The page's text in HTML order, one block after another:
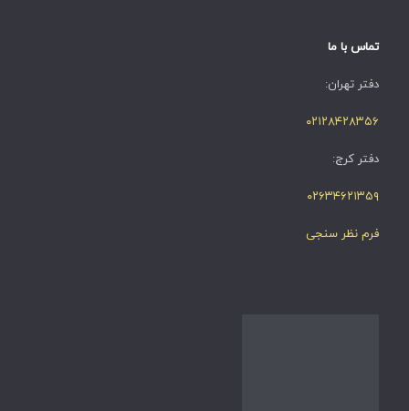
تماس با ما
دفتر تهران:
۰۲۱۲۸۴۲۸۳۵۶
دفتر کرج:
۰۲۶۳۴۶۲۱۳۵۹
فرم نظر سنجی